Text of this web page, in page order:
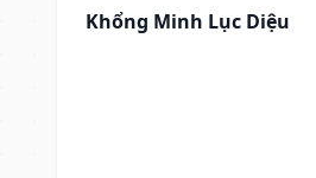
Khổng Minh Lục Diệu